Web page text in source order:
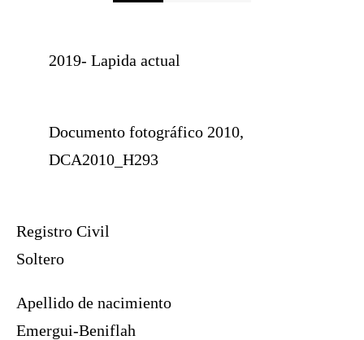
2019- Lapida actual
Documento fotográfico 2010,
DCA2010_H293
Registro Civil
Soltero
Apellido de nacimiento
Emergui-Beniflah